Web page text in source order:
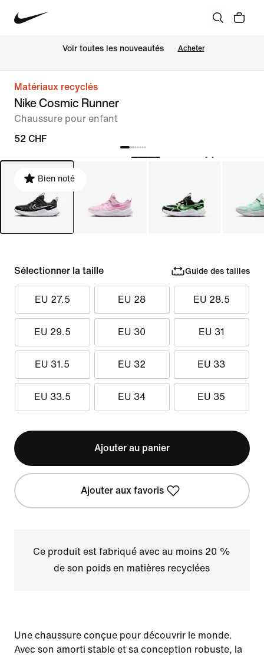
Voir toutes les nouveautés Acheter
Matériaux recyclés
Nike Cosmic Runner
Chaussure pour enfant
52 CHF
Bien noté
Sélectionner la taille Guide des tailles
EU 27.5 EU 28 EU 28.5
EU 29.5 EU 30 EU 31
EU 31.5 EU 32 EU 33
EU 33.5 EU 34 EU 35
Ajouter au panier
Ajouter aux favoris
Ce produit est fabriqué avec au moins 20 %
de son poids en matières recyclées
Une chaussure conçue pour découvrir le monde.
Avec son amorti stable et sa conception robuste, la